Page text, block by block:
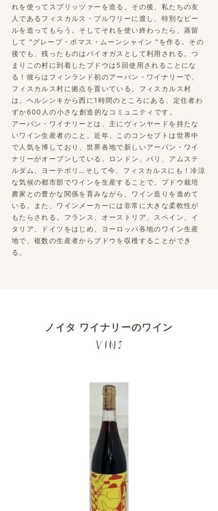
れを使ってスプリッツァーを造る。その後、私たちの友
人であるフィスカルス・ブルワリーに渡し、特別なビー
ルを造ってもらう。そしてそれを使い終わったら、蒸留
して "グレープ・ポマス・ムーンシャイン "を作る。その
後でも、残ったものはバイオガスとして利用される。つ
まりこの村に到着したブドウは5回使用されることにな
る！彼らはフィンランド初のアーバン・ワイナリーで、
フィスカルス村に拠点を置いている。フィスカルス村
は、ヘルシンキから西に1時間のところにある、定住者わ
ずか600人の小さな創造的なコミュニティです。
アーバン・ワイナリーとは、主にヴィンヤードを持たな
いワイン生産者のこと。近年、このコンセプトは世界中
で人気を博しており、世界各地で新しいアーバン・ワイ
ナリーがオープンしている。ロンドン、パリ、アムステ
ルダム、ヨーテボリ…そして今、フィスカルスにも！冷涼
な気候の都市部でワインを生産することで、ブドウ栽培
農家との豊かな関係を育みながら、ワイン造りを進めて
いる。また、ワインメーカーには非常に大きな柔軟性が
もたらされる。フランス、オーストリア、スペイン、イ
タリア、ドイツをはじめ、ヨーロッパ各地のワイン生産
地で、複数の生産者からブドウを収穫することができ
る。
ノイタ ワイナリーのワイン